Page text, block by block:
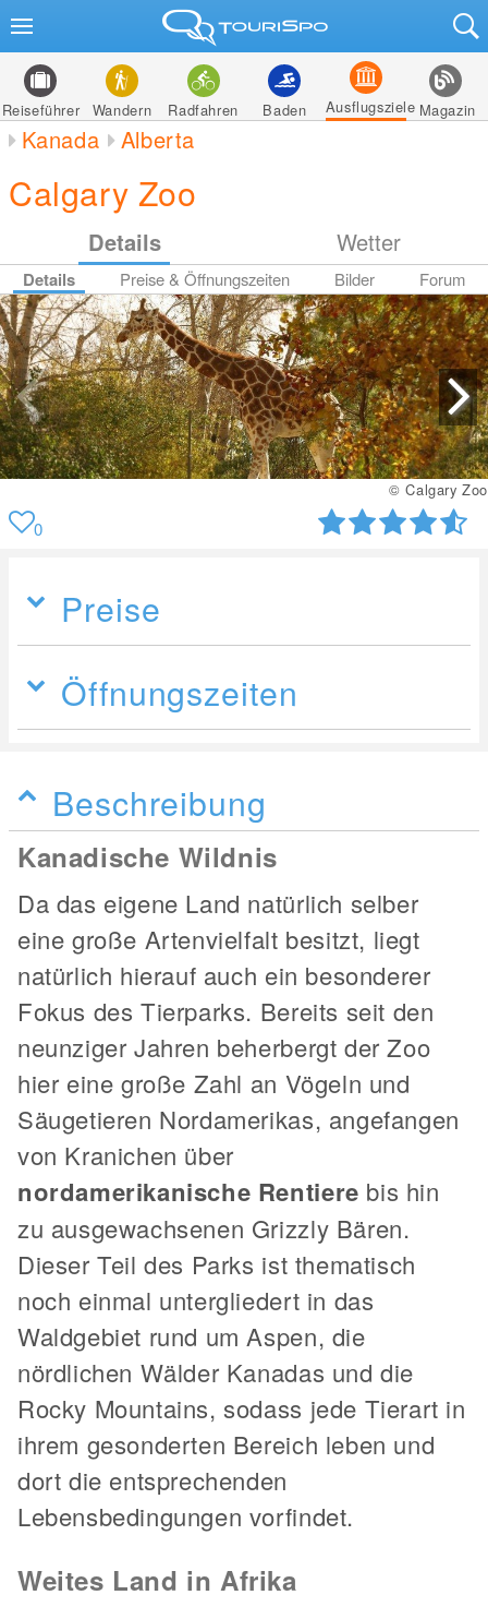
Reiseführer Wandern Radfahren Baden Ausflugsziele Magazin
Kanada Alberta
Calgary Zoo
Details Wetter
Details Preise & Öffnungszeiten Bilder Forum
© Calgary Zoo
0
Preise
Öffnungszeiten
Beschreibung
Kanadische Wildnis
Da das eigene Land natürlich selber
eine große Artenvielfalt besitzt, liegt
natürlich hierauf auch ein besonderer
Fokus des Tierparks. Bereits seit den
neunziger Jahren beherbergt der Zoo
hier eine große Zahl an Vögeln und
Säugetieren Nordamerikas, angefangen
von Kranichen über
nordamerikanische Rentiere bis hin
zu ausgewachsenen Grizzly Bären.
Dieser Teil des Parks ist thematisch
noch einmal untergliedert in das
Waldgebiet rund um Aspen, die
nördlichen Wälder Kanadas und die
Rocky Mountains, sodass jede Tierart in
ihrem gesonderten Bereich leben und
dort die entsprechenden
Lebensbedingungen vorfindet.
Weites Land in Afrika